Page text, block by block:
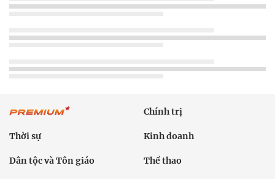
Chính trị
Thời sự Kinh doanh
Dân tộc và Tôn giáo Thể thao